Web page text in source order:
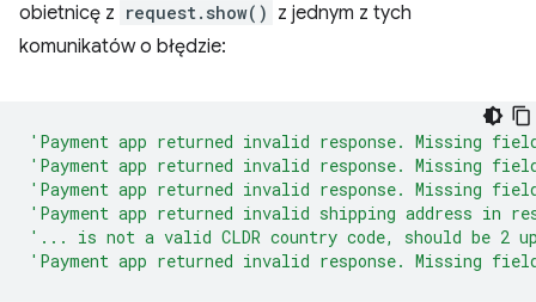
obietnicę z request.show() z jednym z tych
komunikatów o błędzie:
'Payment app returned invalid response. Missing
'Payment app returned invalid response. Missing
'Payment app returned invalid response. Missing
'Payment app returned invalid shipping address in
'... is not a valid CLDR country code, should be 2
'Payment app returned invalid response. Missing